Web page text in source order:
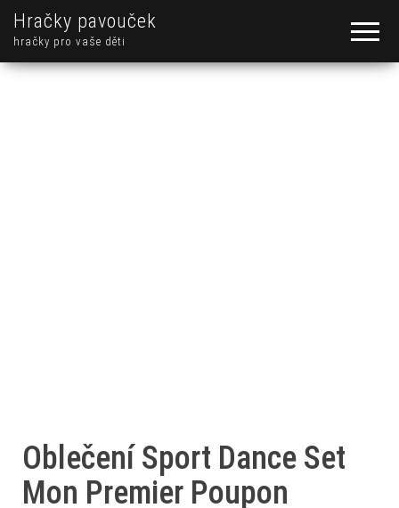
Hračky pavouček
hračky pro vaše děti
Oblečení Sport Dance Set
Mon Premier Poupon